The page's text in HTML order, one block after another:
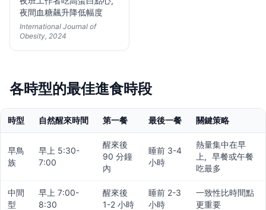
夜間血糖飆升降低幅度
International Journal of
Obesity, 2024
各時型的最佳進食時段
時型 自然醒來時間 第一餐 最後一餐 關鍵策略
早鳥
族
早上 5:30-
7:00
醒來後
90 分鐘
內
睡前 3-4
小時
熱量集中在早
上，早餐或午餐
吃最多
中間
型
早上 7:00-
8:30
醒來後
1-2 小時
睡前 2-3
小時
一致性比時間點
更重要